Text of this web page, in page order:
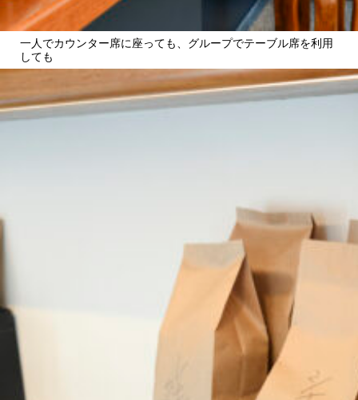
一人でカウンター席に座っても、グループでテーブル席を利用
しても